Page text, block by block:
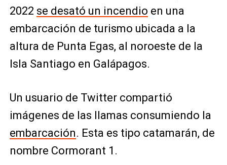
2022 se desató un incendio en una
embarcación de turismo ubicada a la
altura de Punta Egas, al noroeste de la
Isla Santiago en Galápagos.
Un usuario de Twitter compartió
imágenes de las llamas consumiendo la
embarcación. Esta es tipo catamarán, de
nombre Cormorant 1.